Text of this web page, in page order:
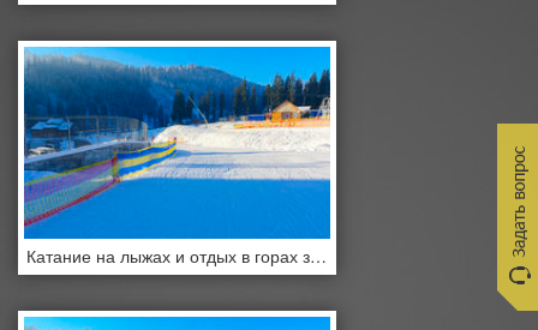
Катание на лыжах и отдых в горах зимой